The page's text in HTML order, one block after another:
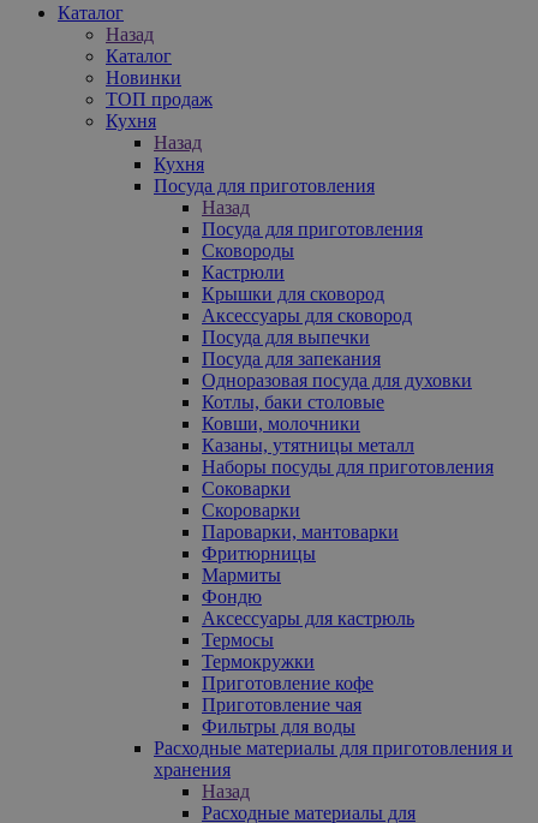
Каталог
Назад
Каталог
Новинки
ТОП продаж
Кухня
Назад
Кухня
Посуда для приготовления
Назад
Посуда для приготовления
Сковороды
Кастрюли
Крышки для сковород
Аксессуары для сковород
Посуда для выпечки
Посуда для запекания
Одноразовая посуда для духовки
Котлы, баки столовые
Ковши, молочники
Казаны, утятницы металл
Наборы посуды для приготовления
Соковарки
Скороварки
Пароварки, мантоварки
Фритюрницы
Мармиты
Фондю
Аксессуары для кастрюль
Термосы
Термокружки
Приготовление кофе
Приготовление чая
Фильтры для воды
Расходные материалы для приготовления и
хранения
Назад
Расходные материалы для